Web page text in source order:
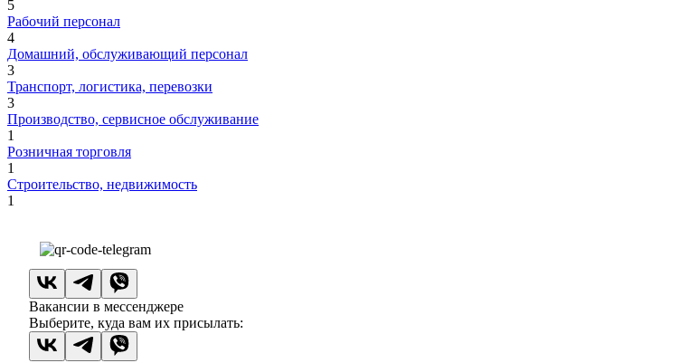
5
Рабочий персонал
4
Домашний, обслуживающий персонал
3
Транспорт, логистика, перевозки
3
Производство, сервисное обслуживание
1
Розничная торговля
1
Строительство, недвижимость
1
Вакансии в мессенджере
Выберите, куда вам их присылать: